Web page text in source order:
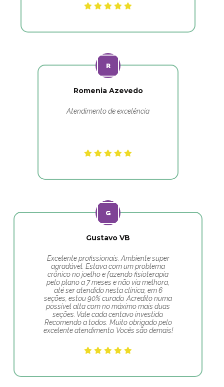
Romenia Azevedo
Atendimento de excelência
Gustavo VB
Excelente profissionais. Ambiente super
agradável. Estava com um problema
crônico no joelho e fazendo fisioterapia
pelo plano a 7 meses e não via melhora,
até ser atendido nesta clínica, em 6
seções, estou 90% curado. Acredito numa
possível alta com no máximo mais duas
seções. Vale cada centavo investido.
Recomendo a todos. Muito obrigado pelo
excelente atendimento. Vocês são demais!